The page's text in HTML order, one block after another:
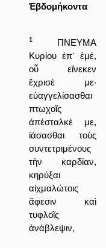
Ἑβδομήκοντα
1
ΠΝΕΥΜΑ
Κυρίου ἐπ᾿ ἐμέ,
οὗ εἵνεκεν
ἔχρισέ με·
εὐαγγελίσασθαι
πτωχοῖς
ἀπέσταλκέ με,
ἰάσασθαι τοὺς
συντετριμένους
τὴν καρδίαν,
κηρύξαι
αἰχμαλώτοις
ἄφεσιν καὶ
τυφλοῖς
ἀνάβλεψιν,